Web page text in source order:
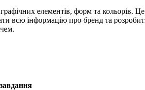
елементів, форм та кольорів.
всю інформацію про бренд та